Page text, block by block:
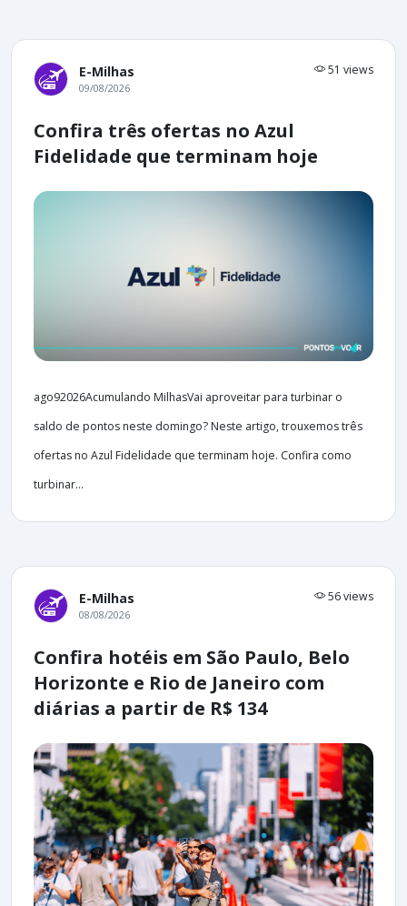
E-Milhas 51 views
09/08/2026
Confira três ofertas no Azul
Fidelidade que terminam hoje
ago92026Acumulando MilhasVai aproveitar para turbinar o
saldo de pontos neste domingo? Neste artigo, trouxemos três
ofertas no Azul Fidelidade que terminam hoje. Confira como
turbinar...
E-Milhas 56 views
08/08/2026
Confira hotéis em São Paulo, Belo
Horizonte e Rio de Janeiro com
diárias a partir de R$ 134